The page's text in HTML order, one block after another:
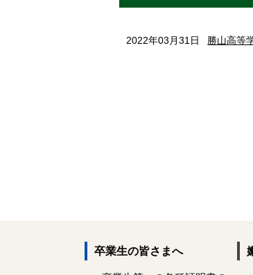
2022年03月31日 勝山高等
卒業生の皆さまへ